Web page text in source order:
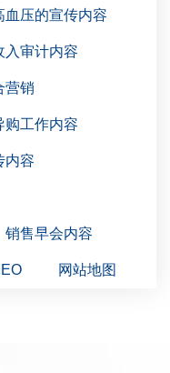
血压的宣传内容
入审计内容
营销
购工作内容
内容
销售早会内容
网站地图